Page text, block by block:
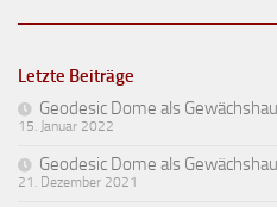
Letzte Beiträge
Geodesic Dome als
15. Januar 2022
Geodesic Dome als
21. Dezember 2021